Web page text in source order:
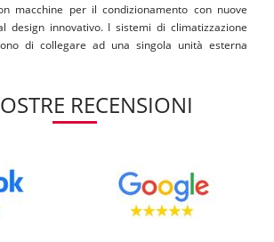
macchine per il condizionamento con nuove
design innovativo. I sistemi di climatizzazione
di collegare ad una singola unità esterna
Questo metodo di produrre aria
ufficio o casa. Nei tradizionali sistemi di
monosplit infatti, ad ogni unità d'aria posta
pompa di calore che permetta di invertire la
di aria fredda, con quella di un getto d'aria
RECENSIONI